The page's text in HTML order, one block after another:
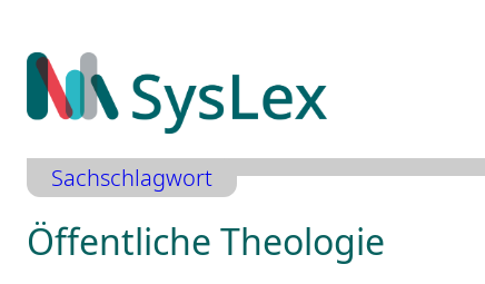
Inhalt
springen
Sachschlagwort
Öffentliche Theologie